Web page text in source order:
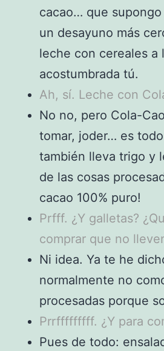
cacao… que
un desayuno más
leche con cereales a
acostumbrada tú.
Ah, sí. Leche con
No no, pero Cola-
tomar, joder… es
también lleva trigo y
de las cosas
cacao 100% puro!
Prfff. ¿Y galletas?
comprar que no
Ni idea. Ya te he
normalmente no
procesadas porque
Prrfffffffff. ¿Y para
Pues de todo: